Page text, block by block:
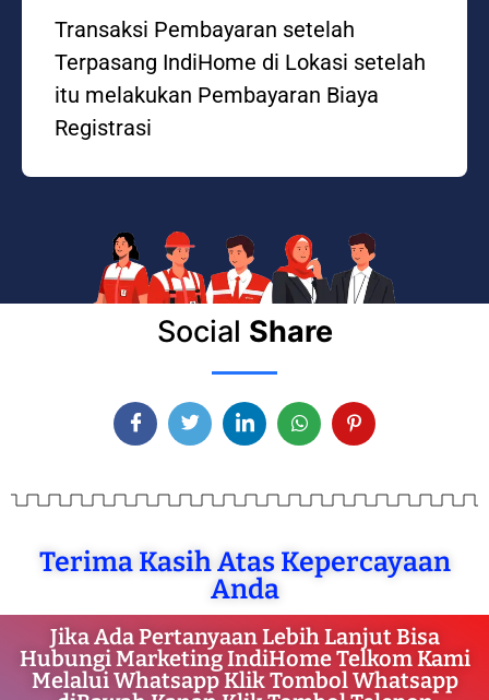
Transaksi Pembayaran setelah
Terpasang IndiHome di Lokasi setelah
itu melakukan Pembayaran Biaya
Registrasi
Social Share
Terima Kasih Atas Kepercayaan
Anda
Jika Ada Pertanyaan Lebih Lanjut Bisa
Hubungi Marketing IndiHome Telkom Kami
Melalui Whatsapp Klik Tombol Whatsapp